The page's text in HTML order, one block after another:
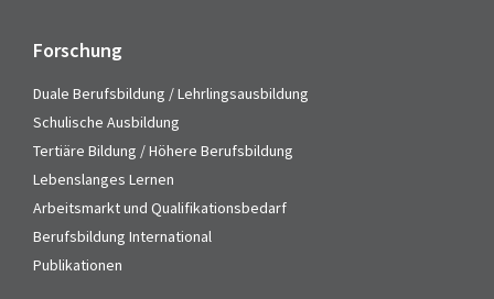
Forschung
Duale Berufsbildung / Lehrlingsausbildung
Schulische Ausbildung
Tertiäre Bildung / Höhere Berufsbildung
Lebenslanges Lernen
Arbeitsmarkt und Qualifikationsbedarf
Berufsbildung International
Publikationen